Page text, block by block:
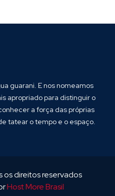
guarani. E nos nomeamos
apropriado para distinguir o
a força das próprias
tatear o tempo e o espaço.
os direitos reservados
Host More Brasil